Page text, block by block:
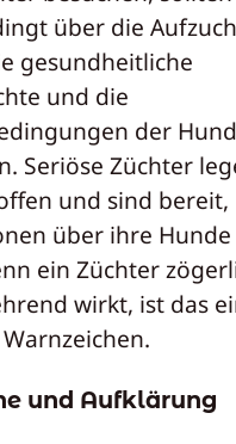
über die
gesundheitliche
und die
der
Seriöse Züchter
und sind bereit,
über ihre Hunde
ein Züchter
wirkt, ist das
und Aufklärung